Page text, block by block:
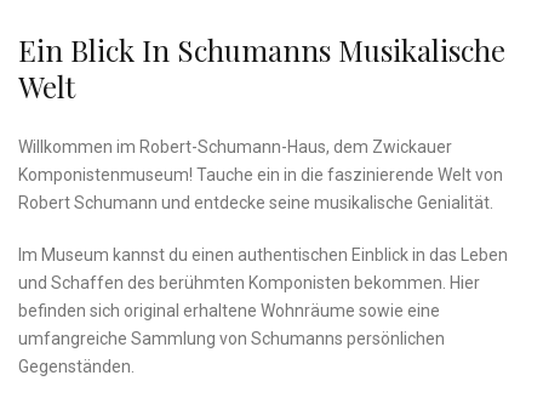
Ein Blick ​in Schumanns Musikalische
Welt
Willkommen im ⁢Robert-Schumann-Haus, dem Zwickauer
Komponistenmuseum! Tauche ein in die faszinierende Welt von
‌Robert Schumann und⁤ entdecke seine musikalische Genialität.
Im Museum kannst du einen authentischen Einblick ​in das​ Leben
‌und Schaffen des ‍berühmten ⁤Komponisten bekommen. Hier
befinden sich original erhaltene Wohnräume‍ sowie ‍eine
umfangreiche Sammlung von ‌Schumanns persönlichen‍
Gegenständen.